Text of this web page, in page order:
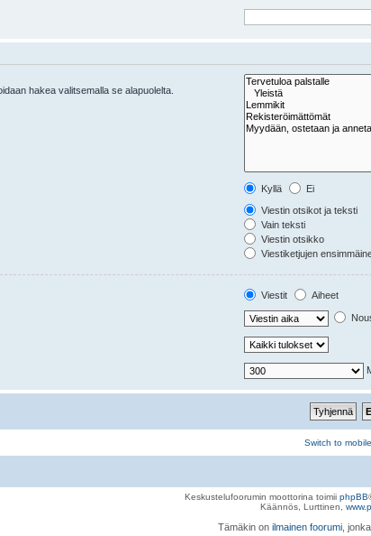
hakea valitsemalla se alapuolelta.
Kyllä
Ei
Viestin otsikot ja teksti
Vain teksti
Viestin otsikko
Viestiketjujen
Viestit
Aiheet
Switch to
Keskustelufoorumin moottorina toimii phpBB
Käännös, Lurttinen,
Tämäkin on ilmainen foorumi ,